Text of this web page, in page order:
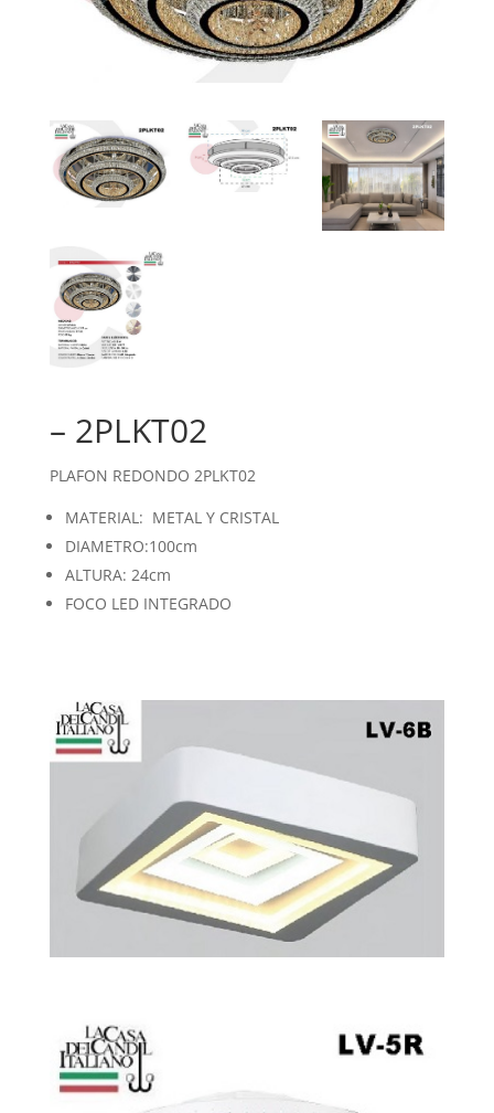
– 2PLKT02
PLAFON REDONDO 2PLKT02
MATERIAL: METAL Y CRISTAL
DIAMETRO:100cm
ALTURA: 24cm
FOCO LED INTEGRADO